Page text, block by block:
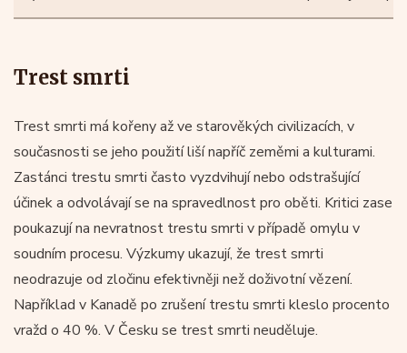
Trest smrti
Trest smrti má kořeny až ve starověkých civilizacích, v
současnosti se jeho použití liší napříč zeměmi a kulturami.
Zastánci trestu smrti často vyzdvihují nebo odstrašující
účinek a odvolávají se na spravedlnost pro oběti. Kritici zase
poukazují na nevratnost trestu smrti v případě omylu v
soudním procesu. Výzkumy ukazují, že trest smrti
neodrazuje od zločinu efektivněji než doživotní vězení.
Například v Kanadě po zrušení trestu smrti kleslo procento
vražd o 40 %. V Česku se trest smrti neuděluje.